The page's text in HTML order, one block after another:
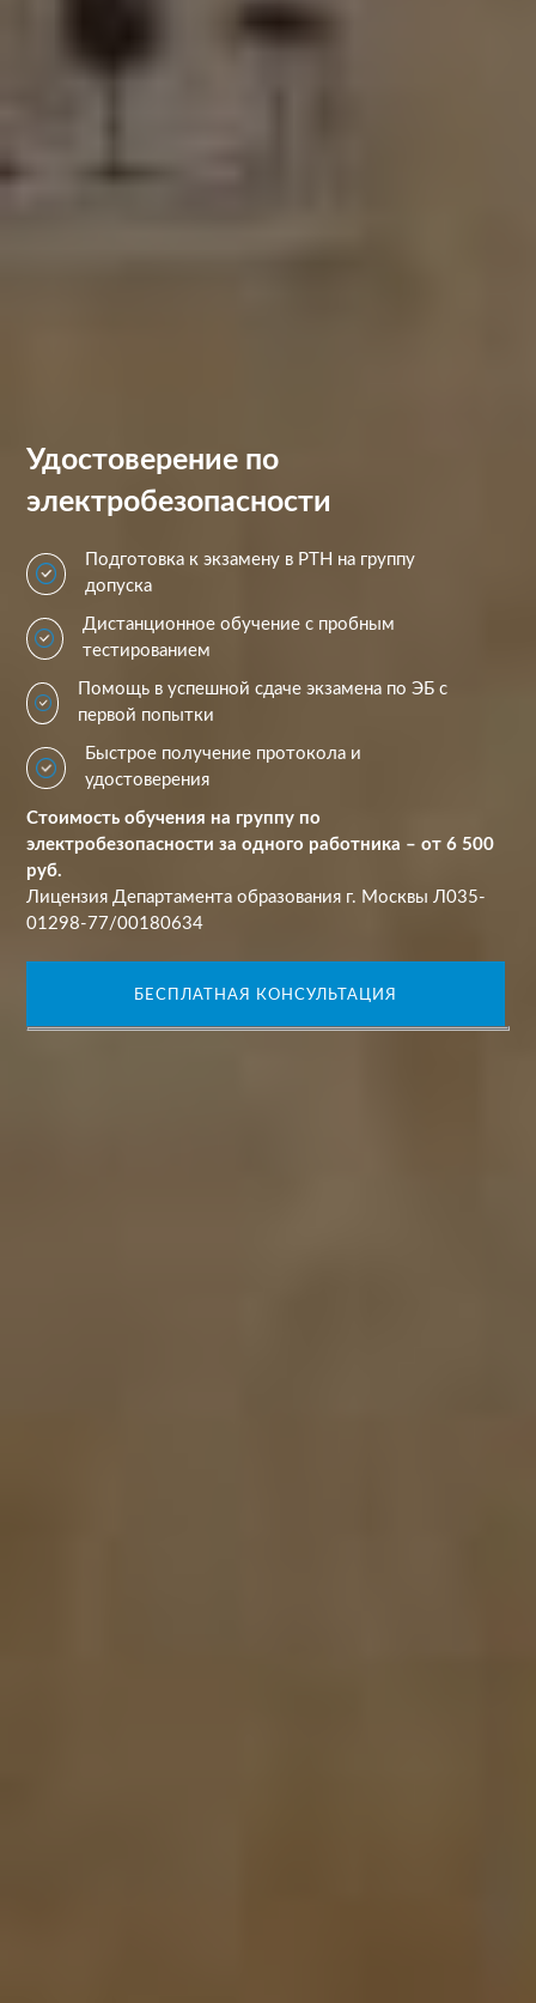
Удостоверение по
электробезопасности
Подготовка к экзамену в РТН на группу
допуска
Дистанционное обучение с пробным
тестированием
Помощь в успешной сдаче экзамена по ЭБ с
первой попытки
Быстрое получение протокола и
удостоверения
Стоимость обучения на группу по
электробезопасности за одного работника – от 6 500
руб.
Лицензия Департамента образования г. Москвы Л035-
01298-77/00180634
БЕСПЛАТНАЯ КОНСУЛЬТАЦИЯ